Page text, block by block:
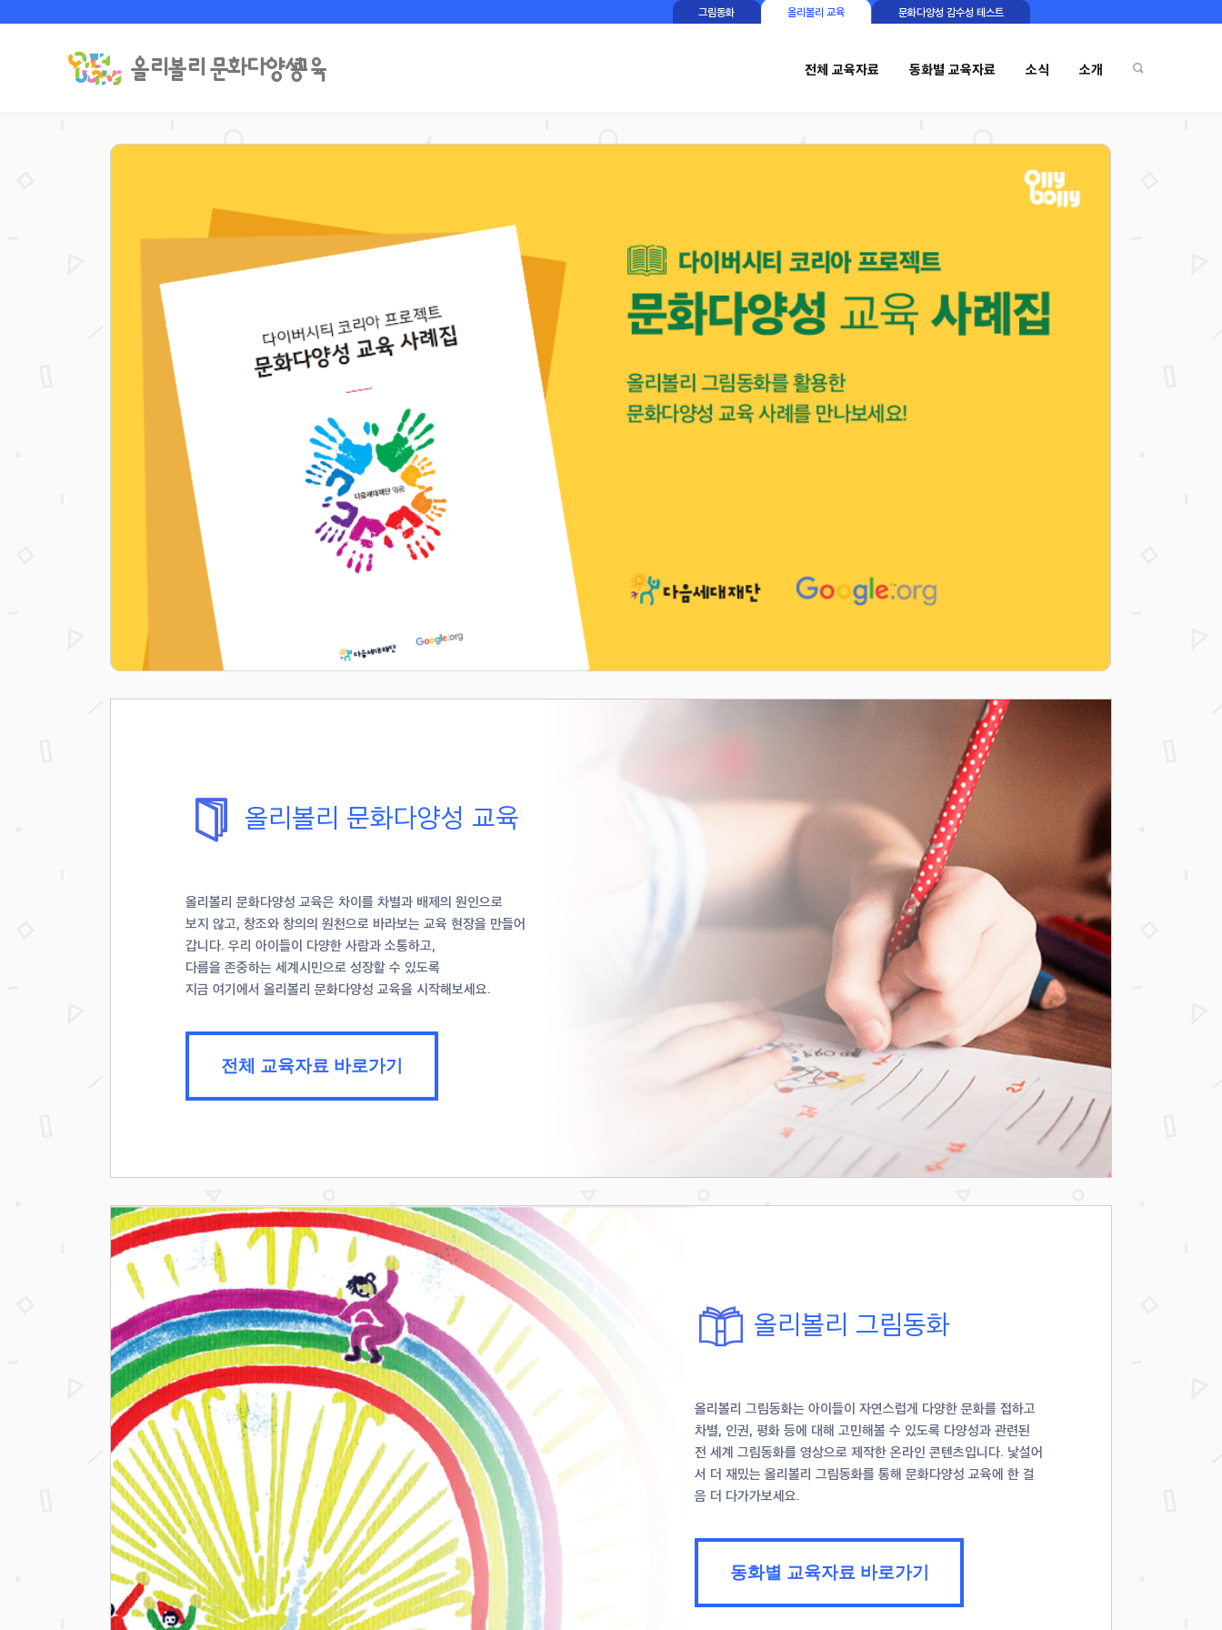
그림동화 올리볼리 교육 문화다양성 감수성 테스트
전체 교육자료 동화별 교육자료 소식 소개
올리볼리 문화다양성 교육
올리볼리 문화다양성 교육은 차이를 차별과 배제의 원인으로
보지 않고, 창조와 창의의 원천으로 바라보는 교육 현장을 만들어
갑니다. 우리 아이들이 다양한 사람과 소통하고,
다름을 존중하는 세계시민으로 성장할 수 있도록
지금 여기에서 올리볼리 문화다양성 교육을 시작해보세요.
전체 교육자료 바로가기
올리볼리 그림동화
올리볼리 그림동화는 아이들이 자연스럽게 다양한 문화를 접하고
차별, 인권, 평화 등에 대해 고민해볼 수 있도록 다양성과 관련된
전 세계 그림동화를 영상으로 제작한 온라인 콘텐츠입니다. 낯설어
서 더 재밌는 올리볼리 그림동화를 통해 문화다양성 교육에 한 걸
음 더 다가가보세요.
동화별 교육자료 바로가기